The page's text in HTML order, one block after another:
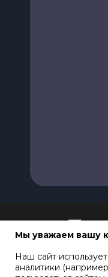
Мы уважаем вашу
Наш сайт
аналитики